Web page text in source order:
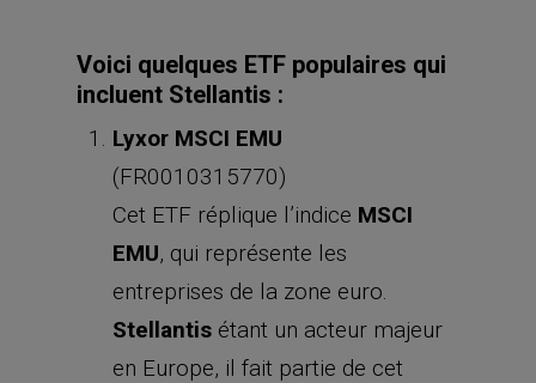
Voici quelques ETF populaires qui
incluent Stellantis :
Lyxor MSCI EMU
(FR0010315770)
Cet ETF réplique l’indice MSCI
EMU, qui représente les
entreprises de la zone euro.
Stellantis étant un acteur majeur
en Europe, il fait partie de cet